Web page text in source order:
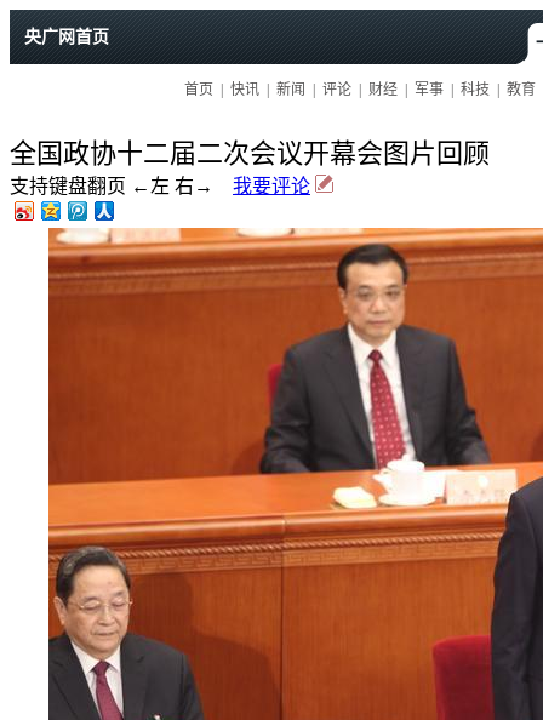
全国政协十二届二次会议开幕会图片回顾
支持键盘翻页 ←左 右→ 我要评论